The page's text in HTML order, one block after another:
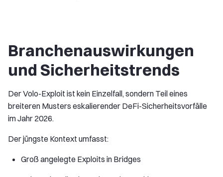
Branchenauswirkungen
und Sicherheitstrends
Der Volo-Exploit ist kein Einzelfall, sondern Teil eines
breiteren Musters eskalierender DeFi-Sicherheitsvorfälle
im Jahr 2026.
Der jüngste Kontext umfasst:
Groß angelegte Exploits in Bridges